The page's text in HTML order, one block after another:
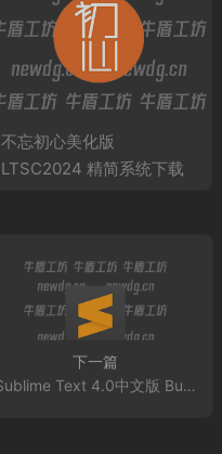
不忘初心美化版
LTSC2024 精简系统下载
下一篇
Sublime Text 4.0中文版 Build 4200 程序员的高效代码编辑利器 已破解